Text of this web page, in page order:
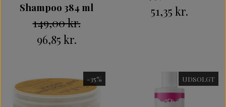
Shampoo 384 ml
149,00 kr.
96,85 kr.
51,35 kr.
-35% UDSOLGT